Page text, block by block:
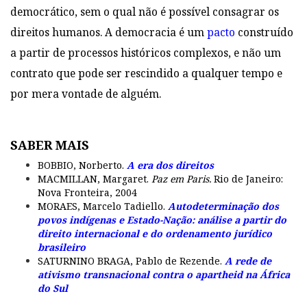
democrático, sem o qual não é possível consagrar os
direitos humanos. A democracia é umpacto construído
a partir de processos históricos complexos, e não um
contrato que pode ser rescindido a qualquer tempo e
por mera vontade de alguém.
SABER MAIS
BOBBIO, Norberto. A era dos direitos
MACMILLAN, Margaret. Paz em Paris. Rio de Janeiro:
Nova Fronteira, 2004
MORAES, Marcelo Tadiello. Autodeterminação dos
povos indígenas e Estado-Nação: análise a partir do
direito internacional e do ordenamento jurídico
brasileiro
SATURNINO BRAGA, Pablo de Rezende. A rede de
ativismo transnacional contra o apartheid na África
do Sul